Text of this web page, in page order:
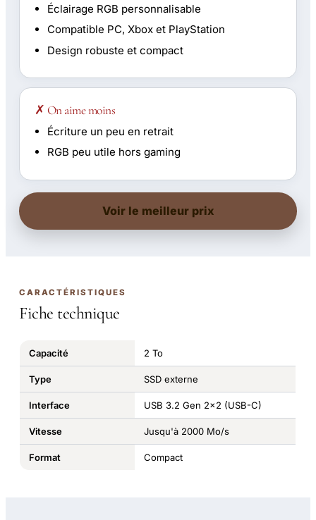
Éclairage RGB personnalisable
Compatible PC, Xbox et PlayStation
Design robuste et compact
✗ On aime moins
Écriture un peu en retrait
RGB peu utile hors gaming
Voir le meilleur prix
CARACTÉRISTIQUES
Fiche technique
Capacité 2 To
Type SSD externe
Interface USB 3.2 Gen 2x2 (USB-C)
Vitesse Jusqu'à 2000 Mo/s
Format Compact